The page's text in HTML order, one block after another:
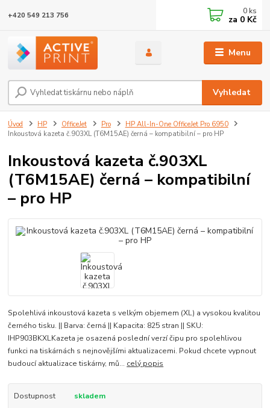
Menu
Vyhledat
+420 549 213 756 0 ks
za 0 Kč
Úvod HP OfficeJet Pro
HP All-In-One OfficeJet Pro 6950
Inkoustová kazeta č.903XL (T6M15AE) černá – kompatibilní – pro HP
Inkoustová kazeta č.903XL
(T6M15AE) černá – kompatibilní
– pro HP
Spolehlivá inkoustová kazeta s velkým objemem (XL) a vysokou kvalitou
černého tisku. || Barva: černá || Kapacita: 825 stran || SKU:
IHP903BKXLKazeta je osazená poslední verzí čipu pro spolehlivou
funkci na tiskárnách s nejnovějšími aktualizacemi. Pokud chcete vypnout
budoucí aktualizace tiskárny, mů... celý popis
Dostupnost skladem